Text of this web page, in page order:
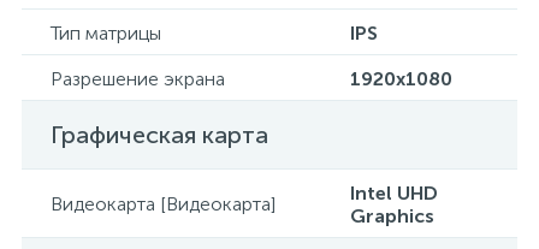
Тип матрицы
IPS
Разрешение экрана
1920x1080
Графическая карта
Видеокарта [Видеокарта]
Intel UHD
Graphics